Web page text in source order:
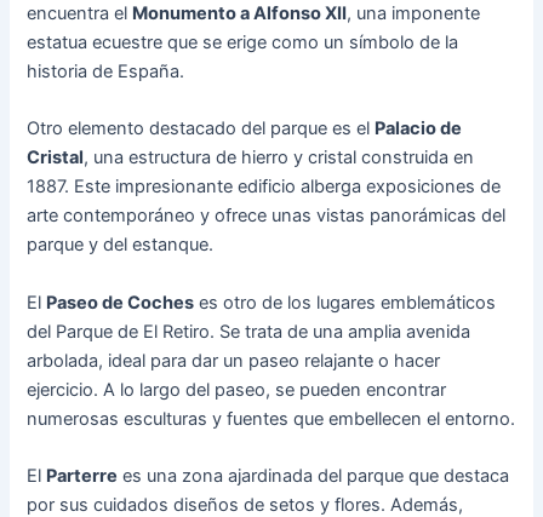
encuentra el Monumento a Alfonso XII, una imponente
estatua ecuestre que se erige como un símbolo de la
historia de España.
Otro elemento destacado del parque es el Palacio de
Cristal, una estructura de hierro y cristal construida en
1887. Este impresionante edificio alberga exposiciones de
arte contemporáneo y ofrece unas vistas panorámicas del
parque y del estanque.
El Paseo de Coches es otro de los lugares emblemáticos
del Parque de El Retiro. Se trata de una amplia avenida
arbolada, ideal para dar un paseo relajante o hacer
ejercicio. A lo largo del paseo, se pueden encontrar
numerosas esculturas y fuentes que embellecen el entorno.
El Parterre es una zona ajardinada del parque que destaca
por sus cuidados diseños de setos y flores. Además,